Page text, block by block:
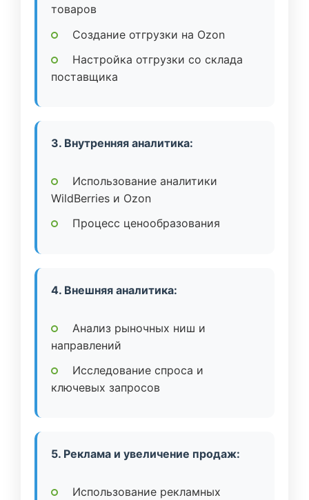
товаров
Создание отгрузки на Ozon
Настройка отгрузки со склада
поставщика
3. Внутренняя аналитика:
Использование аналитики
WildBerries и Ozon
Процесс ценообразования
4. Внешняя аналитика:
Анализ рыночных ниш и
направлений
Исследование спроса и
ключевых запросов
5. Реклама и увеличение продаж:
Использование рекламных